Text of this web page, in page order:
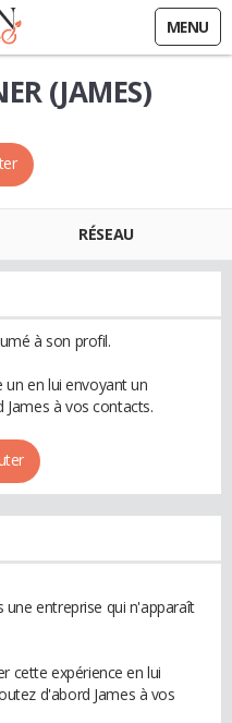
MENU
(JAMES)
RÉSEAU
à son profil.
un en lui envoyant un
à vos contacts.
une entreprise qui n'apparaît
cette expérience en lui
d'abord James à vos